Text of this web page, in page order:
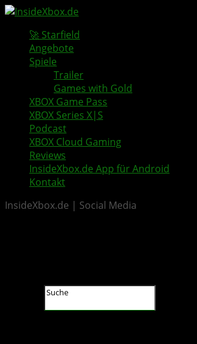
🚀 Starfield
Angebote
Spiele
Trailer
Games with Gold
XBOX Game Pass
XBOX Series X|S
Podcast
XBOX Cloud Gaming
Reviews
InsideXbox.de App für Android
Kontakt
InsideXbox.de | Social Media